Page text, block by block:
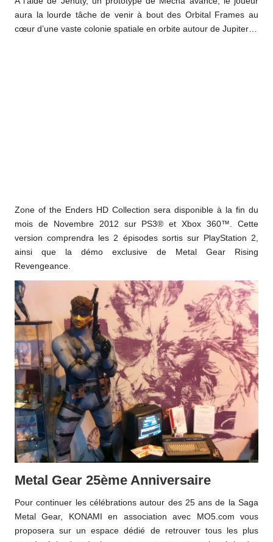
aura la lourde tâche de venir à bout des Orbital Frames au
cœur d’une vaste colonie spatiale en orbite autour de Jupiter…
Zone of the Enders HD Collection sera disponible à la fin du
mois de Novembre 2012 sur PS3® et Xbox 360™. Cette
version comprendra les 2 épisodes sortis sur PlayStation 2,
ainsi que la démo exclusive de Metal Gear Rising
Revengeance.
Metal Gear 25ème Anniversaire
Pour continuer les célébrations autour des 25 ans de la Saga
Metal Gear, KONAMI en association avec MO5.com vous
proposera sur un espace dédié de retrouver tous les plus